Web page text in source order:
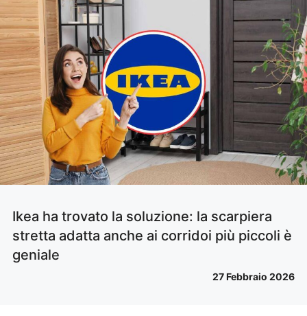
Ikea ha trovato la soluzione: la scarpiera
stretta adatta anche ai corridoi più piccoli è
geniale
27 Febbraio 2026